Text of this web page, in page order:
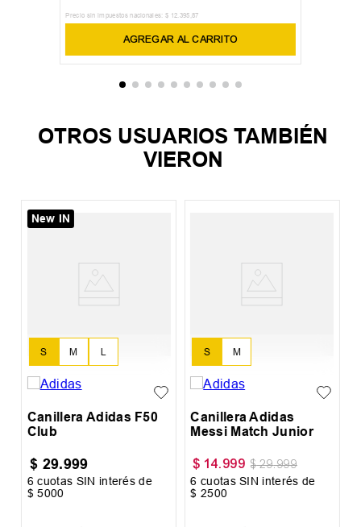
Precio sin impuestos nacionales: $ 12.395 ,87
AGREGAR AL CARRITO
OTROS USUARIOS TAMBIÉN
VIERON
New IN
S L
M
Canillera Adidas F50
Club
$ 29.999
6 cuotas SIN interés de
$ 5000
S M
Canillera Adidas
Messi Match Junior
$ 14.999 $ 29.999
6 cuotas SIN interés de
$ 2500